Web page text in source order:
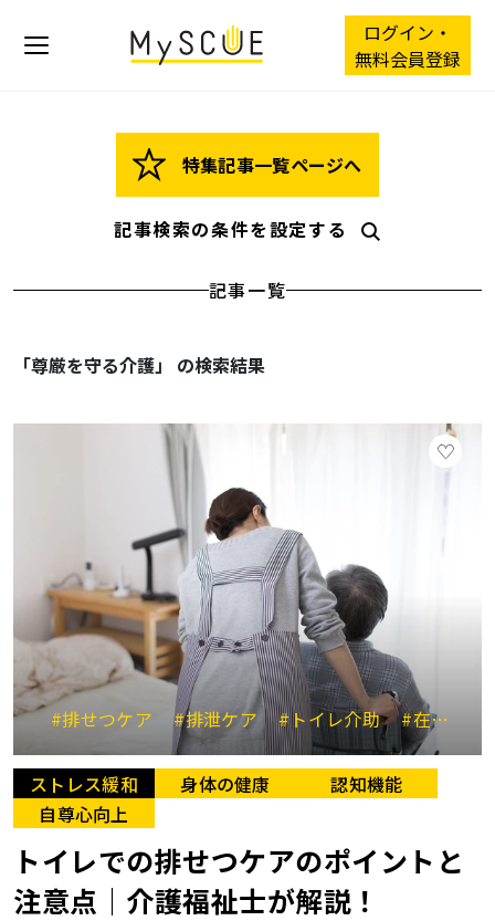
ログイン・
無料会員登録
特集記事一覧ページへ
記事検索の条件を設定する
記事一覧
「尊厳を守る介護」 の検索結果
#排せつケア #排泄ケア #トイレ介助 #在宅介護
ストレス緩和 身体の健康
認知機能
自尊心向上
トイレでの排せつケアのポイントと
注意点｜介護福祉士が解説！